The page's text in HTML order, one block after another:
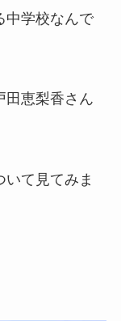
中学校なんで
田恵梨香さん
て見てみま